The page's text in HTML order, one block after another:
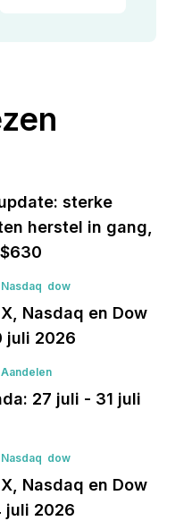
sterke
herstel in gang,
Nasdaq dow
Nasdaq en Dow
juli 2026
Aandelen
27 juli - 31 juli
Nasdaq dow
Nasdaq en Dow
juli 2026